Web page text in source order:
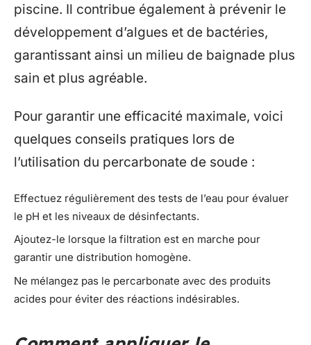
piscine. Il contribue également à prévenir le
développement d’algues et de bactéries,
garantissant ainsi un milieu de baignade plus
sain et plus agréable.
Pour garantir une efficacité maximale, voici
quelques conseils pratiques lors de
l’utilisation du percarbonate de soude :
Effectuez régulièrement des tests de l’eau pour évaluer
le pH et les niveaux de désinfectants.
Ajoutez-le lorsque la filtration est en marche pour
garantir une distribution homogène.
Ne mélangez pas le percarbonate avec des produits
acides pour éviter des réactions indésirables.